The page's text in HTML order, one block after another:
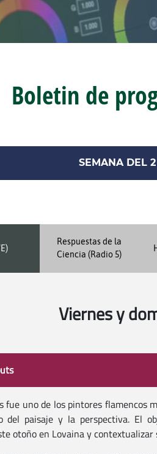
Boletin de
SEMANA DEL
Respuestas de la
Ciencia (Radio 5)
Viernes y
fue uno de los pintores flamencos
del paisaje y la perspectiva. El
otoño en Lovaina y